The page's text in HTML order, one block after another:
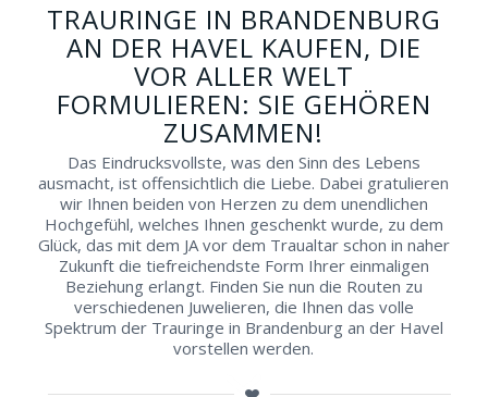
besuchen, gemeinsam traumhafte Trauringe
in Brandenburg an der Havel anstecken.
TRAURINGE IN BRANDENBURG
AN DER HAVEL KAUFEN, DIE
VOR ALLER WELT
FORMULIEREN: SIE GEHÖREN
ZUSAMMEN!
Das Eindrucksvollste, was den Sinn des Lebens
ausmacht, ist offensichtlich die Liebe. Dabei gratulieren
wir Ihnen beiden von Herzen zu dem unendlichen
Hochgefühl, welches Ihnen geschenkt wurde, zu dem
Glück, das mit dem JA vor dem Traualtar schon in naher
Zukunft die tiefreichendste Form Ihrer einmaligen
Beziehung erlangt. Finden Sie nun die Routen zu
verschiedenen Juwelieren, die Ihnen das volle
Spektrum der Trauringe in Brandenburg an der Havel
vorstellen werden.